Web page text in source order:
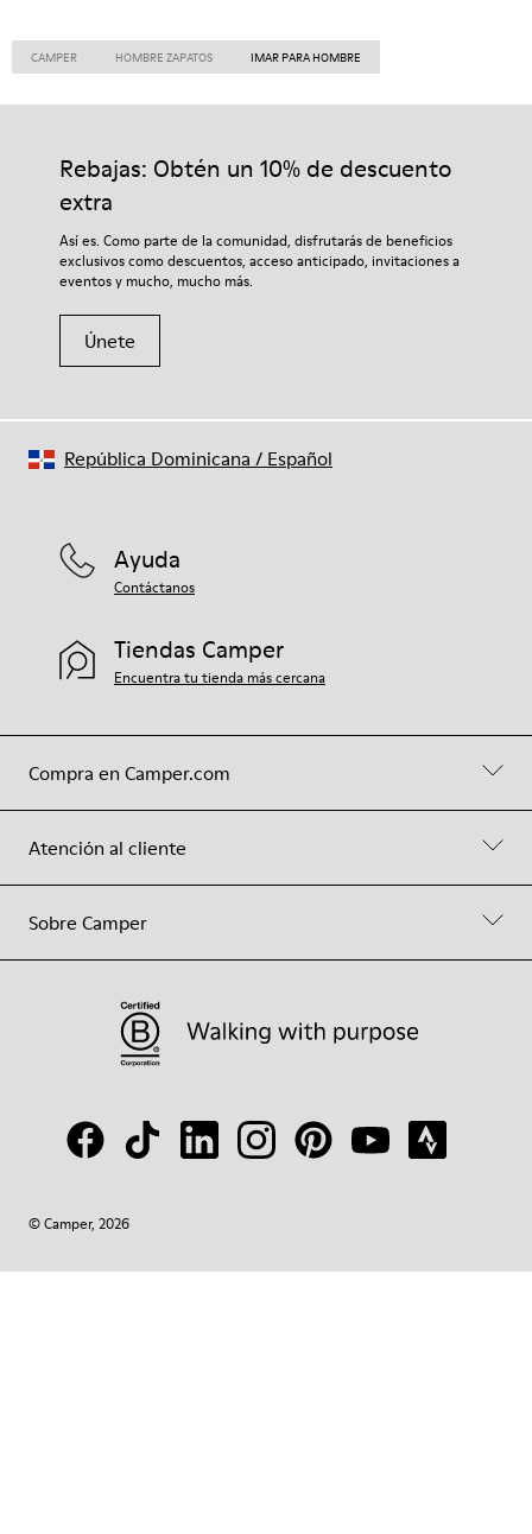
CAMPER HOMBRE ZAPATOS IMAR PARA HOMBRE
Rebajas: Obtén un 10% de descuento
extra
Así es. Como parte de la comunidad, disfrutarás de beneficios
exclusivos como descuentos, acceso anticipado, invitaciones a
eventos y mucho, mucho más.
Únete
Compra en Camper.com
Atención al cliente
Sobre Camper
Ayuda
Contáctanos
Tiendas Camper
Encuentra tu tienda más cercana
© Camper, 2026
República Dominicana / Español